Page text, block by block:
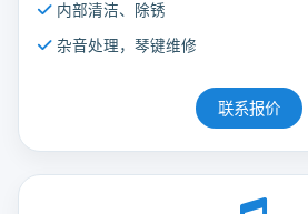
内部清洁、除锈
杂音处理，琴键维修
联系报价